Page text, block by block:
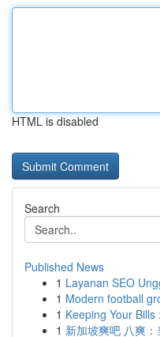
HTML is disabled
Search
Published News
1 Layanan SEO
1 Modern football
1 Keeping Your
1 新加坡爽吧 八爽